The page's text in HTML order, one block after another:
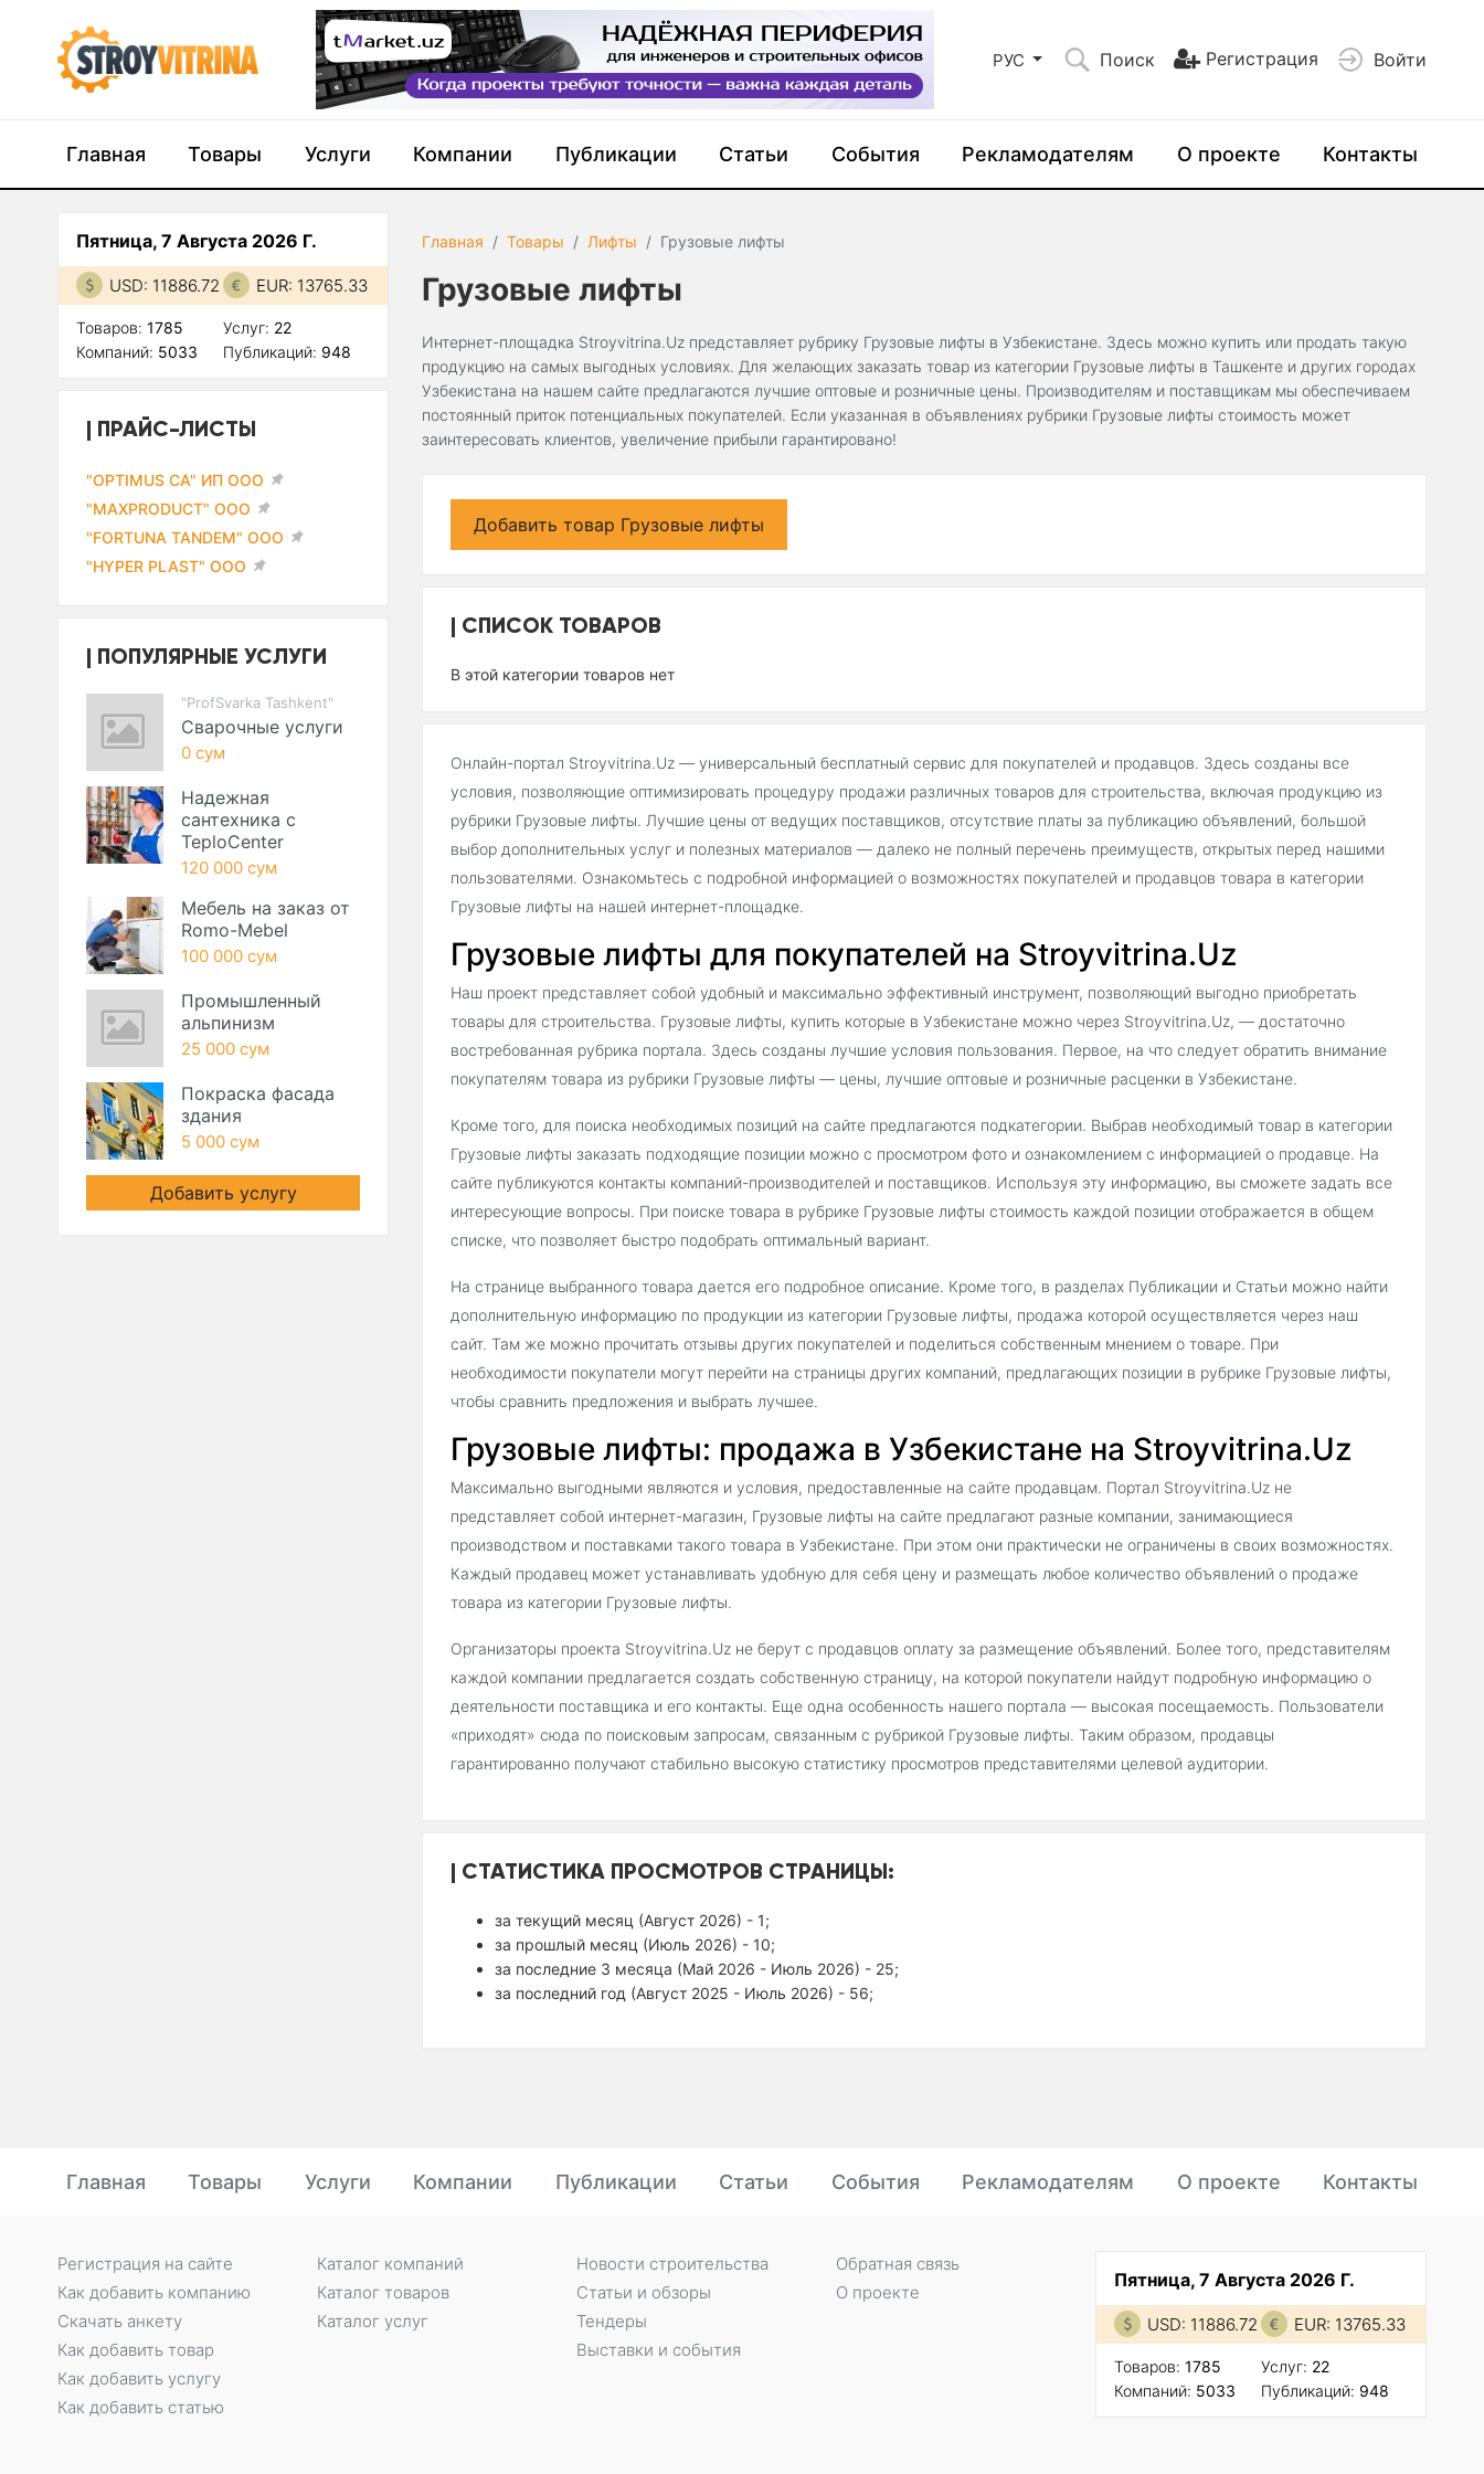
РУС Поиск Регистрация Войти
Главная Товары Услуги Компании Публикации Статьи События Рекламодателям О проекте Контакты
Главная Товары Лифты Грузовые лифты
Грузовые лифты
Интернет-площадка Stroyvitrina.Uz представляет рубрику Грузовые лифты в Узбекистане. Здесь можно купить или продать такую
продукцию на самых выгодных условиях. Для желающих заказать товар из категории Грузовые лифты в Ташкенте и других городах
Узбекистана на нашем сайте предлагаются лучшие оптовые и розничные цены. Производителям и поставщикам мы обеспечиваем
постоянный приток потенциальных покупателей. Если указанная в объявлениях рубрики Грузовые лифты стоимость может
заинтересовать клиентов, увеличение прибыли гарантировано!
Добавить товар Грузовые лифты
СПИСОК ТОВАРОВ
В этой категории товаров нет
Онлайн-портал Stroyvitrina.Uz — универсальный бесплатный сервис для покупателей и продавцов. Здесь созданы все
условия, позволяющие оптимизировать процедуру продажи различных товаров для строительства, включая продукцию из
рубрики Грузовые лифты. Лучшие цены от ведущих поставщиков, отсутствие платы за публикацию объявлений, большой
выбор дополнительных услуг и полезных материалов — далеко не полный перечень преимуществ, открытых перед нашими
пользователями. Ознакомьтесь с подробной информацией о возможностях покупателей и продавцов товара в категории
Грузовые лифты на нашей интернет-площадке.
Грузовые лифты для покупателей на Stroyvitrina.Uz
Наш проект представляет собой удобный и максимально эффективный инструмент, позволяющий выгодно приобретать
товары для строительства. Грузовые лифты, купить которые в Узбекистане можно через Stroyvitrina.Uz, — достаточно
востребованная рубрика портала. Здесь созданы лучшие условия пользования. Первое, на что следует обратить внимание
покупателям товара из рубрики Грузовые лифты — цены, лучшие оптовые и розничные расценки в Узбекистане.
Кроме того, для поиска необходимых позиций на сайте предлагаются подкатегории. Выбрав необходимый товар в категории
Грузовые лифты заказать подходящие позиции можно с просмотром фото и ознакомлением с информацией о продавце. На
сайте публикуются контакты компаний-производителей и поставщиков. Используя эту информацию, вы сможете задать все
интересующие вопросы. При поиске товара в рубрике Грузовые лифты стоимость каждой позиции отображается в общем
списке, что позволяет быстро подобрать оптимальный вариант.
На странице выбранного товара дается его подробное описание. Кроме того, в разделах Публикации и Статьи можно найти
дополнительную информацию по продукции из категории Грузовые лифты, продажа которой осуществляется через наш
сайт. Там же можно прочитать отзывы других покупателей и поделиться собственным мнением о товаре. При
необходимости покупатели могут перейти на страницы других компаний, предлагающих позиции в рубрике Грузовые лифты,
чтобы сравнить предложения и выбрать лучшее.
Грузовые лифты: продажа в Узбекистане на Stroyvitrina.Uz
Максимально выгодными являются и условия, предоставленные на сайте продавцам. Портал Stroyvitrina.Uz не
представляет собой интернет-магазин, Грузовые лифты на сайте предлагают разные компании, занимающиеся
производством и поставками такого товара в Узбекистане. При этом они практически не ограничены в своих возможностях.
Каждый продавец может устанавливать удобную для себя цену и размещать любое количество объявлений о продаже
товара из категории Грузовые лифты.
Организаторы проекта Stroyvitrina.Uz не берут с продавцов оплату за размещение объявлений. Более того, представителям
каждой компании предлагается создать собственную страницу, на которой покупатели найдут подробную информацию о
деятельности поставщика и его контакты. Еще одна особенность нашего портала — высокая посещаемость. Пользователи
«приходят» сюда по поисковым запросам, связанным с рубрикой Грузовые лифты. Таким образом, продавцы
гарантированно получают стабильно высокую статистику просмотров представителями целевой аудитории.
СТАТИСТИКА ПРОСМОТРОВ СТРАНИЦЫ:
за текущий месяц (Август 2026) - 1;
за прошлый месяц (Июль 2026) - 10;
за последние 3 месяца (Май 2026 - Июль 2026) - 25;
за последний год (Август 2025 - Июль 2026) - 56;
Пятница, 7 Августа 2026 Г.
USD: 11886.72 EUR: 13765.33
Товаров: 1785
Компаний: 5033
Услуг: 22
Публикаций: 948
ПРАЙС-ЛИСТЫ
"OPTIMUS CA" ИП ООО
"MAXPRODUCT" ООО
"FORTUNA TANDEM" ООО
"HYPER PLAST" ООО
ПОПУЛЯРНЫЕ УСЛУГИ
"ProfSvarka Tashkent"
Сварочные услуги
0 сум
Надежная
сантехника с
TeploCenter
120 000 сум
Мебель на заказ от
Romo-Mebel
100 000 сум
Промышленный
альпинизм
25 000 сум
Покраска фасада
здания
5 000 сум
Добавить услугу
Главная Товары Услуги Компании Публикации Статьи События Рекламодателям О проекте Контакты
Пятница, 7 Августа 2026 Г.
USD: 11886.72 EUR: 13765.33
Товаров: 1785
Компаний: 5033
Услуг: 22
Публикаций: 948
Регистрация на сайте
Как добавить компанию
Скачать анкету
Как добавить товар
Как добавить услугу
Как добавить статью
Каталог компаний
Каталог товаров
Каталог услуг
Новости строительства
Статьи и обзоры
Тендеры
Выставки и события
Обратная связь
О проекте